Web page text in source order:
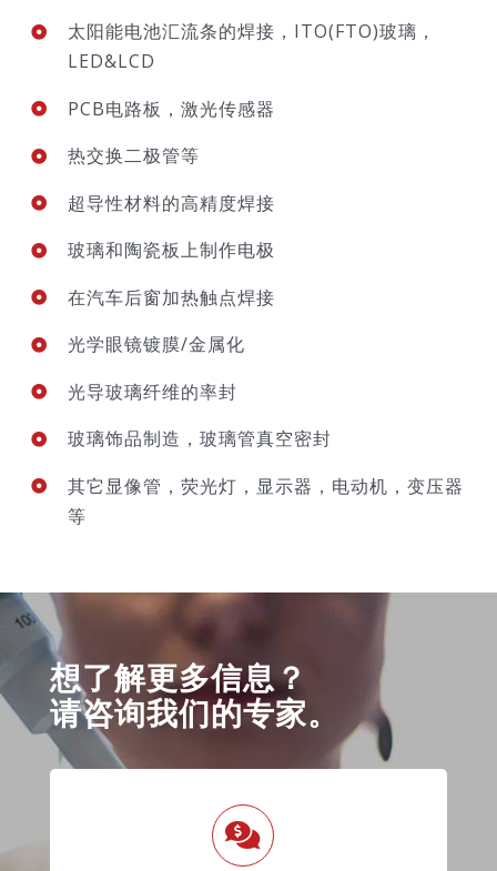
太阳能电池汇流条的焊接，ITO(FTO)玻璃，
LED&LCD
PCB电路板，激光传感器
热交换二极管等
超导性材料的高精度焊接
玻璃和陶瓷板上制作电极
在汽车后窗加热触点焊接
光学眼镜镀膜/金属化
光导玻璃纤维的率封
玻璃饰品制造，玻璃管真空密封
其它显像管，荧光灯，显示器，电动机，变压器
等
想了解更多信息？
请咨询我们的专家。